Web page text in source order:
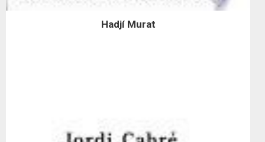
Hadjí Murat